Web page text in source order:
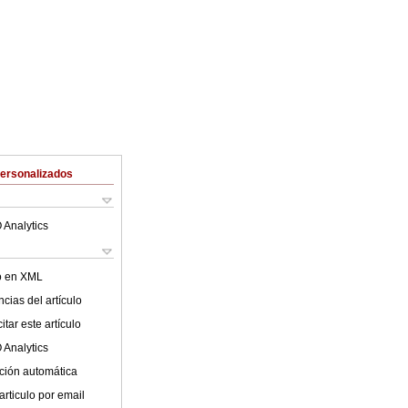
Analytics
en XML
del artículo
este artículo
Analytics
automática
por email